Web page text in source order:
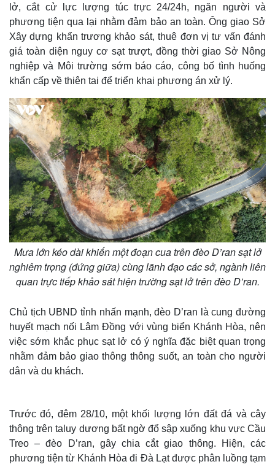
Thế giới
Hồ sơ
E-Magazine
Infographic
lở, cắt cử lực lượng túc trực 24/24h, ngăn người và
phương tiện qua lại nhằm đảm bảo an toàn. Ông giao Sở
Xây dựng khẩn trương khảo sát, thuê đơn vị tư vấn đánh
giá toàn diện nguy cơ sạt trượt, đồng thời giao Sở Nông
nghiệp và Môi trường sớm báo cáo, công bố tình huống
khẩn cấp về thiên tai để triển khai phương án xử lý.
Mưa lớn kéo dài khiến một đoạn cua trên đèo D’ran sạt lở
nghiêm trọng (đứng giữa) cùng lãnh đạo các sở, ngành liên
quan trực tiếp khảo sát hiện trường sạt lở trên đèo D’ran.
Chủ tịch UBND tỉnh nhấn mạnh, đèo D’ran là cung đường
huyết mạch nối Lâm Đồng với vùng biển Khánh Hòa, nên
việc sớm khắc phục sạt lở có ý nghĩa đặc biệt quan trọng
nhằm đảm bảo giao thông thông suốt, an toàn cho người
dân và du khách.
Trước đó, đêm 28/10, một khối lượng lớn đất đá và cây
thông trên taluy dương bất ngờ đổ sập xuống khu vực Cầu
Treo – đèo D’ran, gây chia cắt giao thông. Hiện, các
phương tiện từ Khánh Hòa đi Đà Lạt được phân luồng tạm